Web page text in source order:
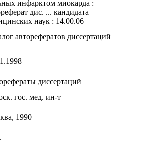
инфарктом миокарда :
дис. ... кандидата
наук : 14.00.06
авторефератов диссертаций
диссертаций
гос. мед. ин-т
1990